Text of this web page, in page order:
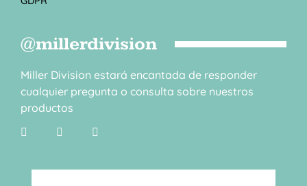
@millerdivision
Miller Division estará encantada de responder
cualquier pregunta o consulta sobre nuestros
productos